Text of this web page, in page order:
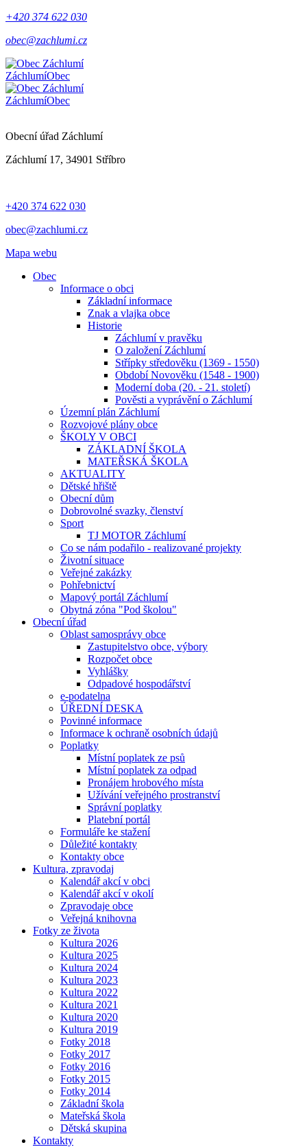
+420 374 622 030
obec@zachlumi.cz
ZáchlumíObec
ZáchlumíObec
Obecní úřad Záchlumí
Záchlumí 17, 34901 Stříbro
+420 374 622 030
obec@zachlumi.cz
Mapa webu
Obec
Informace o obci
Základní informace
Znak a vlajka obce
Historie
Záchlumí v pravěku
O založení Záchlumí
Střípky středověku (1369 - 1550)
Období Novověku (1548 - 1900)
Moderní doba (20. - 21. století)
Pověsti a vyprávění o Záchlumí
Územní plán Záchlumí
Rozvojové plány obce
ŠKOLY V OBCI
ZÁKLADNÍ ŠKOLA
MATEŘSKÁ ŠKOLA
AKTUALITY
Dětské hřiště
Obecní dům
Dobrovolné svazky, členství
Sport
TJ MOTOR Záchlumí
Co se nám podařilo - realizované projekty
Životní situace
Veřejné zakázky
Pohřebnictví
Mapový portál Záchlumí
Obytná zóna "Pod školou"
Obecní úřad
Oblast samosprávy obce
Zastupitelstvo obce, výbory
Rozpočet obce
Vyhlášky
Odpadové hospodářství
e-podatelna
ÚŘEDNÍ DESKA
Povinné informace
Informace k ochraně osobních údajů
Poplatky
Místní poplatek ze psů
Místní poplatek za odpad
Pronájem hrobového místa
Užívání veřejného prostranství
Správní poplatky
Platební portál
Formuláře ke stažení
Důležité kontakty
Kontakty obce
Kultura, zpravodaj
Kalendář akcí v obci
Kalendář akcí v okolí
Zpravodaje obce
Veřejná knihovna
Fotky ze života
Kultura 2026
Kultura 2025
Kultura 2024
Kultura 2023
Kultura 2022
Kultura 2021
Kultura 2020
Kultura 2019
Fotky 2018
Fotky 2017
Fotky 2016
Fotky 2015
Fotky 2014
Základní škola
Mateřská škola
Dětská skupina
Kontakty